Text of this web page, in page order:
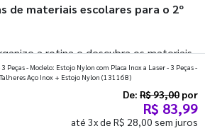
de materiais escolares para o 2º
a rotina e descubra os materiais
para começar o segundo
Peças - Modelo: Estojo Nylon com Placa Inox a Laser - 3 Peças -
Aço Inox + Estojo Nylon (131168)
De: R$ 93,00 por
R$ 83,99
até 3x de R$ 28,00 sem juros